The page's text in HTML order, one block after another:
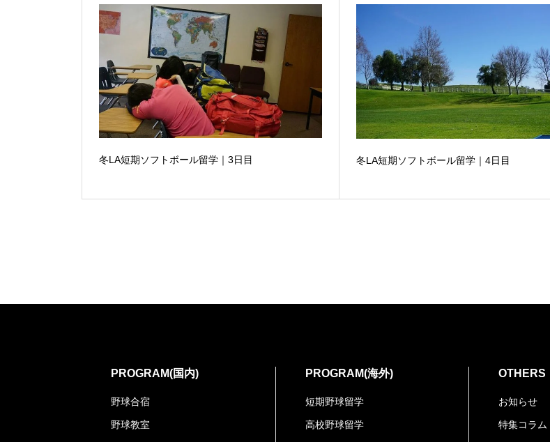
冬LA短期ソフトボール留学｜3日目 冬LA短期ソフトボール留学｜4日目
PROGRAM(国内)
野球合宿
野球教室
PROGRAM(海外)
短期野球留学
高校野球留学
OTHERS
お知らせ
特集コラム